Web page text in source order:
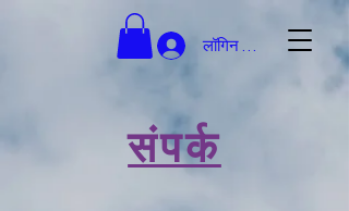
लॉगिन करें
संपर्क